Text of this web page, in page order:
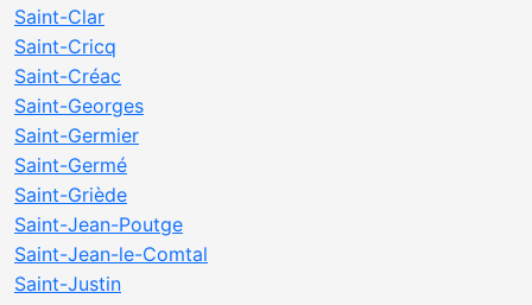
Saint-Clar
Saint-Cricq
Saint-Créac
Saint-Georges
Saint-Germier
Saint-Germé
Saint-Griède
Saint-Jean-Poutge
Saint-Jean-le-Comtal
Saint-Justin